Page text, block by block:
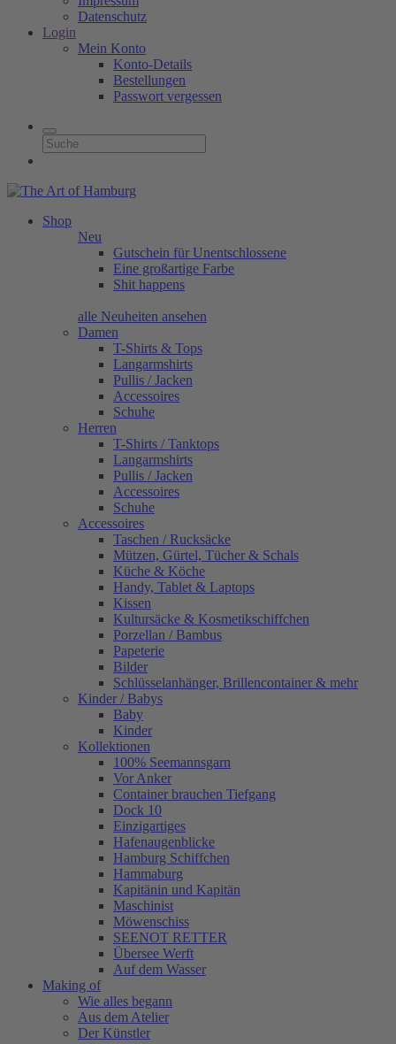
Datenschutz
Login
Mein Konto
Konto-Details
Bestellungen
Passwort vergessen
Shop
Neu
Gutschein für Unentschlossene
Eine großartige Farbe
Shit happens
alle Neuheiten ansehen
Damen
T-Shirts & Tops
Langarmshirts
Pullis / Jacken
Accessoires
Schuhe
Herren
T-Shirts / Tanktops
Langarmshirts
Pullis / Jacken
Accessoires
Schuhe
Accessoires
Taschen / Rucksäcke
Mützen, Gürtel, Tücher & Schals
Küche & Köche
Handy, Tablet & Laptops
Kissen
Kultursäcke & Kosmetikschiffchen
Porzellan / Bambus
Papeterie
Bilder
Schlüsselanhänger, Brillencontainer & mehr
Kinder / Babys
Baby
Kinder
Kollektionen
100% Seemannsgarn
Vor Anker
Container brauchen Tiefgang
Dock 10
Einzigartiges
Hafenaugen­blicke
Hamburg Schiffchen
Hammaburg
Kapitänin und Kapitän
Maschinist
Möwenschiss
SEENOT RETTER
Übersee Werft
Auf dem Wasser
Making of
Wie alles begann
Aus dem Atelier
Der Künstler